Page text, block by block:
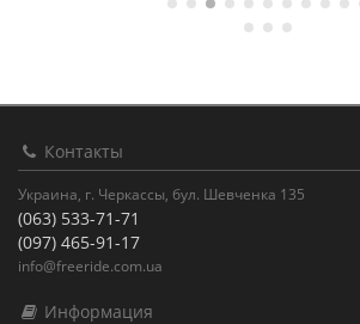
Контакты
Украина, г. Черкассы, бул. Шевченка 135
(063) 533-71-71
(097) 465-91-17
info@freeride.com.ua
Информация